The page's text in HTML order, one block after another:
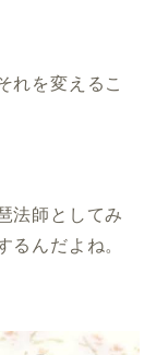
れを変えるこ
法師としてみ
るんだよね。